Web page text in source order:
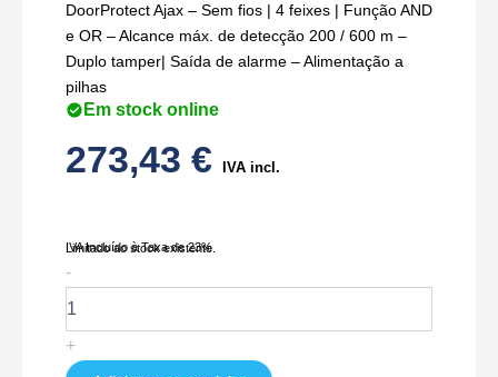
DoorProtect Ajax – Sem fios | 4 feixes | Função AND
e OR – Alcance máx. de detecção 200 / 600 m –
Duplo tamper| Saída de alarme – Alimentação a
pilhas
Em stock online
273,43 € IVA incl.
IVA Incluído à Taxa de 23%
Limitado ao stock existente.
-
de
ABH-
200W
+